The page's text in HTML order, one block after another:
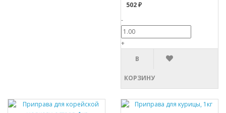
502 ₽
-
+
В
КОРЗИНУ